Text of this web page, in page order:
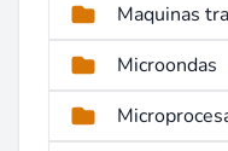
Maquinas
Microondas